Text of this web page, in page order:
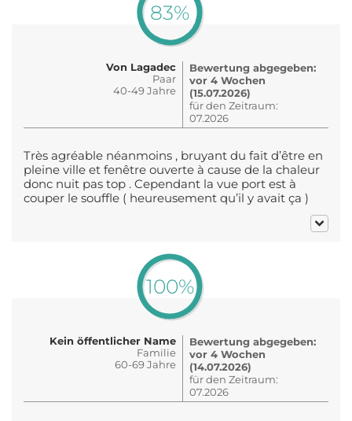
83%
Von Lagadec
Paar
40-49 Jahre
Bewertung abgegeben:
vor 4 Wochen
(15.07.2026)
für den Zeitraum:
07.2026
Très agréable néanmoins , bruyant du fait d’être en
pleine ville et fenêtre ouverte à cause de la chaleur
donc nuit pas top . Cependant la vue port est à
couper le souffle ( heureusement qu’il y avait ça )
100%
Kein öffentlicher Name
Familie
60-69 Jahre
Bewertung abgegeben:
vor 4 Wochen
(14.07.2026)
für den Zeitraum:
07.2026